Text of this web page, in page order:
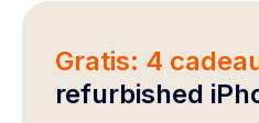
Gratis: 4
refurbished